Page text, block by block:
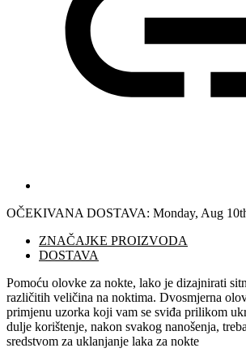
OČEKIVANA DOSTAVA: Monday, Aug
ZNAČAJKE PROIZVODA
DOSTAVA
Pomoću olovke za nokte, lako je dizajnirati
različitih veličina na noktima. Dvosmjerna
primjenu uzorka koji vam se sviđa prilikom
dulje korištenje, nakon svakog nanošenja,
sredstvom za uklanjanje laka za nokte